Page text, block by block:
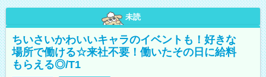
未読
ちいさいかわいいキャラのイベントも！好きな
場所で働ける☆来社不要！働いたその日に給料
もらえる◎/T1